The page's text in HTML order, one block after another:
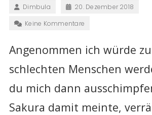
Dimbula
20. Dezember 2018
Keine Kommentare
Angenommen ich würde
schlechten Menschen
du mich dann
Sakura damit meinte,